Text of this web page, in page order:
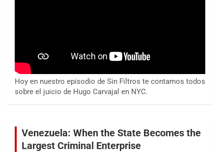
Hoy en nuestro episodio de Sin Filtros te contamos todos
sobre el juicio de Hugo Carvajal en NYC.
Venezuela: When the State Becomes the
Largest Criminal Enterprise